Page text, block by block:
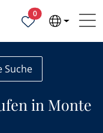
0Ausgewählte
Suche
in Monte